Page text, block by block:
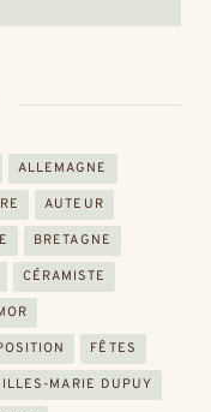
ALLEMAGNE
AUTEUR
BRETAGNE
CÉRAMISTE
FÊTES
MARIE DUPUY